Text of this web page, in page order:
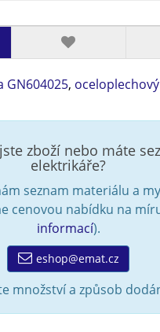
GN604025,
zboží nebo máte
elektrikáře?
seznam materiálu a
cenovou nabídku na
informací).
eshop@emat.cz
množství a způsob